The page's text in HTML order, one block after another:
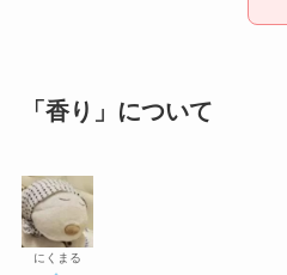
「香り」について
にくまる